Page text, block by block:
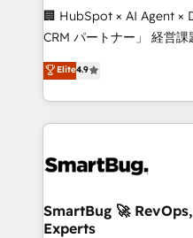
around your business,
Move from any legacy
run your revenue
service wired together. ➤
tune-ups, feature rollouts,
HubSpot, switching to it,
We are built for the work.
🏢 HubSpot × AI Agent ×
CRM パートナー」 経営課題と現場業務をつなぐAIネイ
ティブ・エージェンシー
力で顧客フロント業務を再設計しま
をする会社か？ HubSpot
トを組み込んだ顧客フロ
ィブ・エージェンシーで
を、CRMを軸とした全社
思決定者・PMO・現場担当
Elite4.9
SmartBug 🚀
Experts